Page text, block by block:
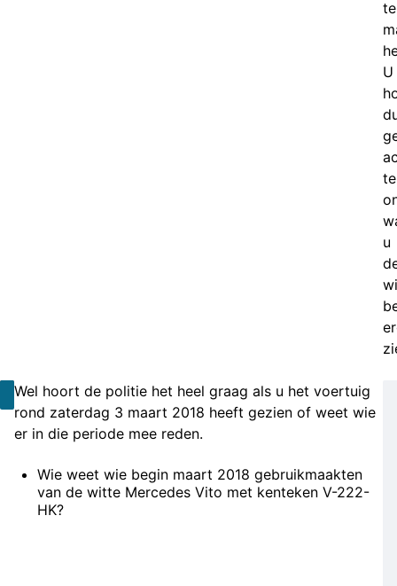
te
U
te
u
Wel hoort de politie het heel graag als u het voertuig
rond zaterdag 3 maart 2018 heeft gezien of weet wie
er in die periode mee reden.
Wie weet wie begin maart 2018 gebruikmaakten
van de witte Mercedes Vito met kenteken V-222-
HK?